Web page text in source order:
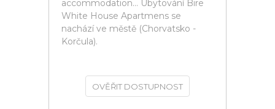
accommodation... Ubytování Bire
White House Apartmens se
nachází ve městě (Chorvatsko -
Korčula).
OVĚŘIT DOSTUPNOST